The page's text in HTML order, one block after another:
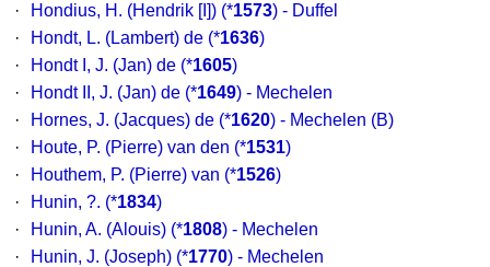
·
Hondius, H. (Hendrik [I]) (*1573) - Duffel
·
Hondt, L. (Lambert) de (*1636)
·
Hondt I, J. (Jan) de (*1605)
·
Hondt II, J. (Jan) de (*1649) - Mechelen
·
Hornes, J. (Jacques) de (*1620) - Mechelen (B)
·
Houte, P. (Pierre) van den (*1531)
·
Houthem, P. (Pierre) van (*1526)
·
Hunin, ?. (*1834)
·
Hunin, A. (Alouis) (*1808) - Mechelen
·
Hunin, J. (Joseph) (*1770) - Mechelen